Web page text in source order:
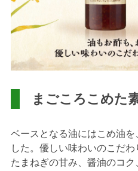
まごころこめた
ベースとなる油にはこめ油
した。優しい味わいのこだわ
たまねぎの甘み、醤油のコ